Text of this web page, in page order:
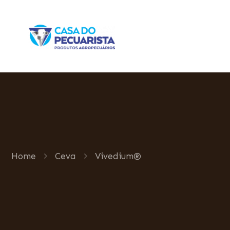
Home Ceva Vivedium®